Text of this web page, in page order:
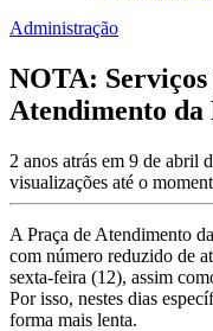
Administração
NOTA:
Atendimento
2 anos atrás em 9 de abril
visualizações até o
A Praça de Atendimento
com número reduzido de
sexta-feira (12), assim
Por isso, nestes dias
forma mais lenta.